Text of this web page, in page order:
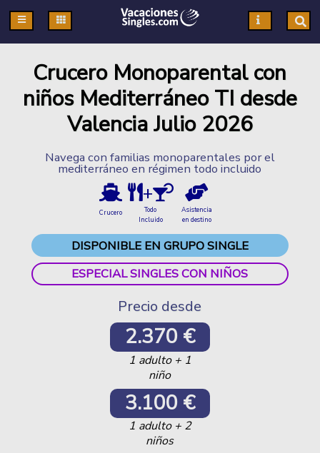
Crucero Monoparental con
niños Mediterráneo TI desde
Valencia Julio 2026
Navega con familias monoparentales por el
mediterráneo en régimen todo incluido
Crucero
+
Todo
Incluido
Asistencia
en destino
DISPONIBLE EN GRUPO SINGLE
ESPECIAL SINGLES CON NIÑOS
Precio desde
2.370 €
1 adulto + 1
niño
3.100 €
1 adulto + 2
niños